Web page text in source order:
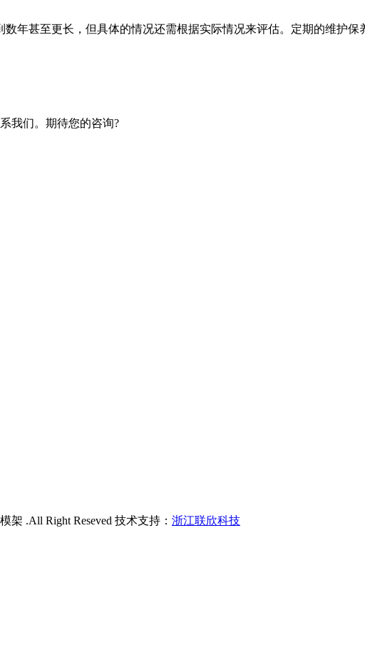
年甚至更长，但具体的情况还需根据实际情况来评估。定期的维护
我们。期待您的咨询?
.All Right Reseved 技术支持： 浙江联欣科技